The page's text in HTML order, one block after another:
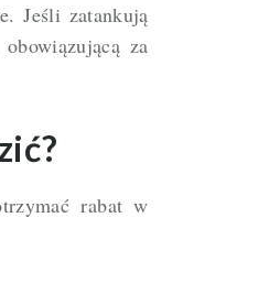
Jeśli zatankują
za
rabat w